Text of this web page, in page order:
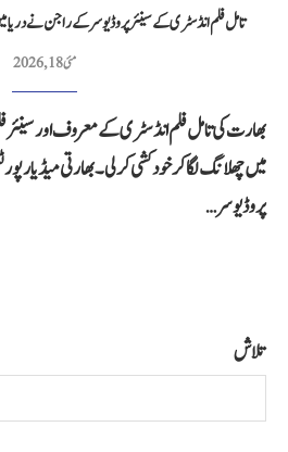
تامل فلم انڈسٹری کے سینئر پروڈیوسر کے راجن نے دریا
مئی 18, 2026
بھارت کی تامل فلم انڈسٹری کے معروف اور
پروڈیوسر…
تلاش